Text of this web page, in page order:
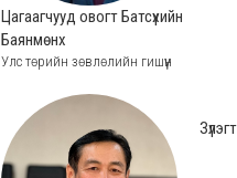
Цагаагчууд овогт Батсүхийн
Баянмөнх
Улс төрийн зөвлөлийн гишүүн
Зүлэгт